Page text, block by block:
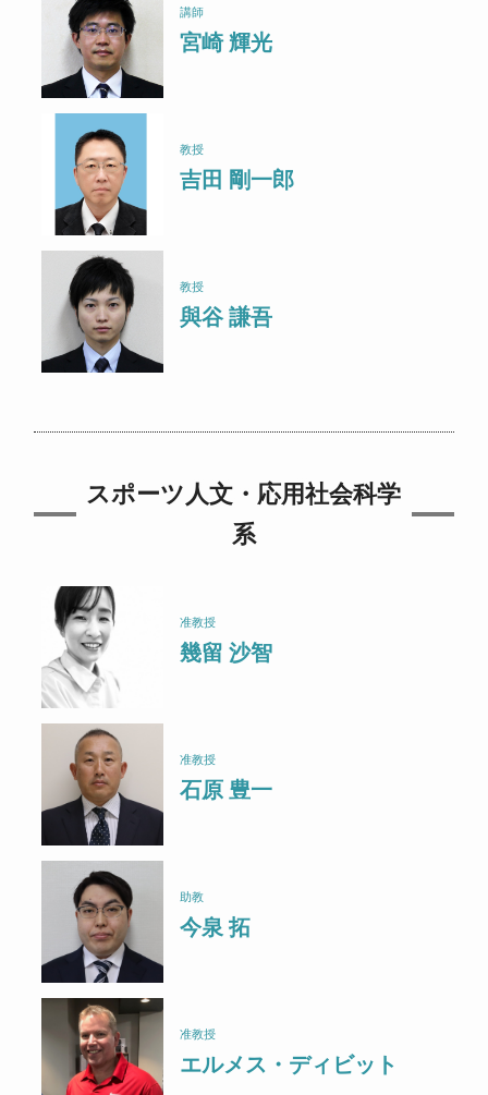
宮崎 輝光
講師
吉田 剛一郎
教授
與谷 謙吾
教授
スポーツ人文・応用社会科学
系
幾留 沙智
准教授
石原 豊一
准教授
今泉 拓
助教
エルメス・ディビット
准教授